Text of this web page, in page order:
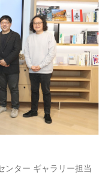
ンター ギャラリー担当